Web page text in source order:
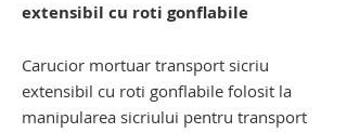
extensibil cu roti gonflabile
Carucior mortuar transport sicriu
extensibil cu roti gonflabile folosit la
manipularea sicriului pentru transport